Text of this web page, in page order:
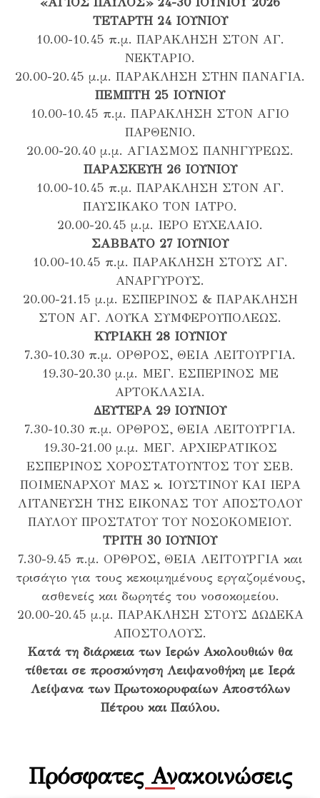
ΤΕΤΑΡΤΗ 24 ΙΟΥΝΙΟΥ
10.00-10.45 π.μ. ΠΑΡΑΚΛΗΣΗ ΣΤΟΝ ΑΓ.
ΝΕΚΤΑΡΙΟ.
20.00-20.45 μ.μ. ΠΑΡΑΚΛΗΣΗ ΣΤΗΝ ΠΑΝΑΓΙΑ.
ΠΕΜΠΤΗ 25 ΙΟΥΝΙΟΥ
10.00-10.45 π.μ. ΠΑΡΑΚΛΗΣΗ ΣΤΟΝ ΑΓΙΟ
ΠΑΡΘΕΝΙΟ.
20.00-20.40 μ.μ. ΑΓΙΑΣΜΟΣ ΠΑΝΗΓΥΡΕΩΣ.
ΠΑΡΑΣΚΕΥΗ 26 ΙΟΥΝΙΟΥ
10.00-10.45 π.μ. ΠΑΡΑΚΛΗΣΗ ΣΤΟΝ ΑΓ.
ΠΑΥΣΙΚΑΚΟ ΤΟΝ ΙΑΤΡΟ.
20.00-20.45 μ.μ. ΙΕΡΟ ΕΥΧΕΛΑΙΟ.
ΣΑΒΒΑΤΟ 27 ΙΟΥΝΙΟΥ
10.00-10.45 π.μ. ΠΑΡΑΚΛΗΣΗ ΣΤΟΥΣ ΑΓ.
ΑΝΑΡΓΥΡΟΥΣ.
20.00-21.15 μ.μ. ΕΣΠΕΡΙΝΟΣ & ΠΑΡΑΚΛΗΣΗ
ΣΤΟΝ ΑΓ. ΛΟΥΚΑ ΣΥΜΦΕΡΟΥΠΟΛΕΩΣ.
ΚΥΡΙΑΚΗ 28 ΙΟΥΝΙΟΥ
7.30-10.30 π.μ. ΟΡΘΡΟΣ, ΘΕΙΑ ΛΕΙΤΟΥΡΓΙΑ.
19.30-20.30 μ.μ. ΜΕΓ. ΕΣΠΕΡΙΝΟΣ ΜΕ
ΑΡΤΟΚΛΑΣΙΑ.
ΔΕΥΤΕΡΑ 29 ΙΟΥΝΙΟΥ
7.30-10.30 π.μ. ΟΡΘΡΟΣ, ΘΕΙΑ ΛΕΙΤΟΥΡΓΙΑ.
19.30-21.00 μ.μ. ΜΕΓ. ΑΡΧΙΕΡΑΤΙΚΟΣ
ΕΣΠΕΡΙΝΟΣ ΧΟΡΟΣΤΑΤΟΥΝΤΟΣ ΤΟΥ ΣΕΒ.
ΠΟΙΜΕΝΑΡΧΟΥ ΜΑΣ κ. ΙΟΥΣΤΙΝΟΥ ΚΑΙ ΙΕΡΑ
ΛΙΤΑΝΕΥΣΗ ΤΗΣ ΕΙΚΟΝΑΣ ΤΟΥ ΑΠΟΣΤΟΛΟΥ
ΠΑΥΛΟΥ ΠΡΟΣΤΑΤΟΥ ΤΟΥ ΝΟΣΟΚΟΜΕΙΟΥ.
ΤΡΙΤΗ 30 ΙΟΥΝΙΟΥ
7.30-9.45 π.μ. ΟΡΘΡΟΣ, ΘΕΙΑ ΛΕΙΤΟΥΡΓΙΑ και
τρισάγιο για τους κεκοιμημένους εργαζομένους,
ασθενείς και δωρητές του νοσοκομείου.
20.00-20.45 μ.μ. ΠΑΡΑΚΛΗΣΗ ΣΤΟΥΣ ΔΩΔΕΚΑ
ΑΠΟΣΤΟΛΟΥΣ.
Κατά τη διάρκεια των Ιερών Ακολουθιών θα
τίθεται σε προσκύνηση Λειψανοθήκη με Ιερά
Λείψανα των Πρωτοκορυφαίων Αποστόλων
Πέτρου και Παύλου.
Πρόσφατες Ανακοινώσεις